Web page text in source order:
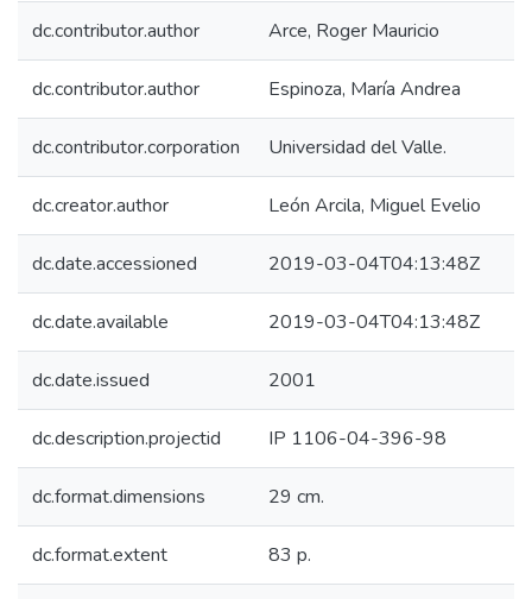
dc.contributor.author Arce, Roger Mauricio
dc.contributor.author Espinoza, María Andrea
dc.contributor.corporation Universidad del Valle.
dc.creator.author León Arcila, Miguel Evelio
dc.date.accessioned 2019-03-04T04:13:48Z
dc.date.available 2019-03-04T04:13:48Z
dc.date.issued 2001
dc.description.projectid IP 1106-04-396-98
dc.format.dimensions 29 cm.
dc.format.extent 83 p.